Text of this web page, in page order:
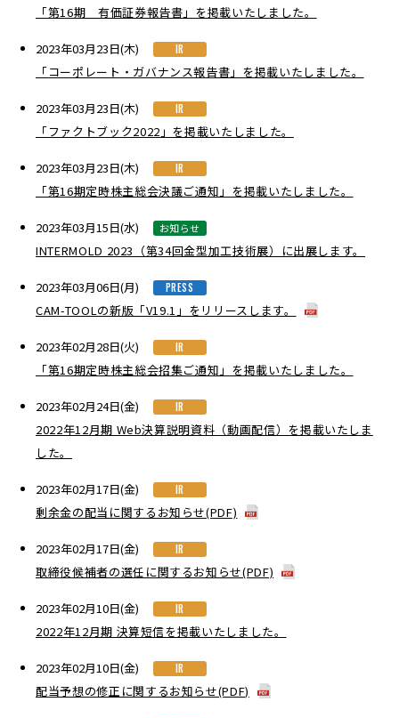
「第16期 有価証券報告書」を掲載いたしました。
2023年03月23日(木) IR
「コーポレート・ガバナンス報告書」を掲載いたしました。
2023年03月23日(木) IR
「ファクトブック2022」を掲載いたしました。
2023年03月23日(木) IR
「第16期定時株主総会決議ご通知」を掲載いたしました。
2023年03月15日(水) お知らせ
INTERMOLD 2023（第34回金型加工技術展）に出展します。
2023年03月06日(月) PRESS
CAM-TOOLの新版「V19.1」をリリースします。
2023年02月28日(火) IR
「第16期定時株主総会招集ご通知」を掲載いたしました。
2023年02月24日(金) IR
2022年12月期 Web決算説明資料（動画配信）を掲載いたしま
した。
2023年02月17日(金) IR
剰余金の配当に関するお知らせ(PDF)
2023年02月17日(金) IR
取締役候補者の選任に関するお知らせ(PDF)
2023年02月10日(金) IR
2022年12月期 決算短信を掲載いたしました。
2023年02月10日(金) IR
配当予想の修正に関するお知らせ(PDF)